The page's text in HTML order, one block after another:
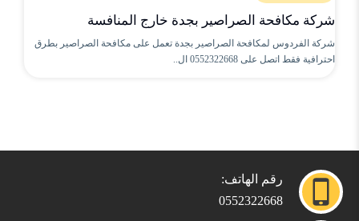
شركة مكافحة الصراصير بجدة خارج المنافسة
شركة الفردوس لمكافحة الصراصير بجدة تعمل على مكافحة الصراصير بطرق
احترافية فقط اتصل على 0552322668 ال..
رقم الهاتف:
0552322668